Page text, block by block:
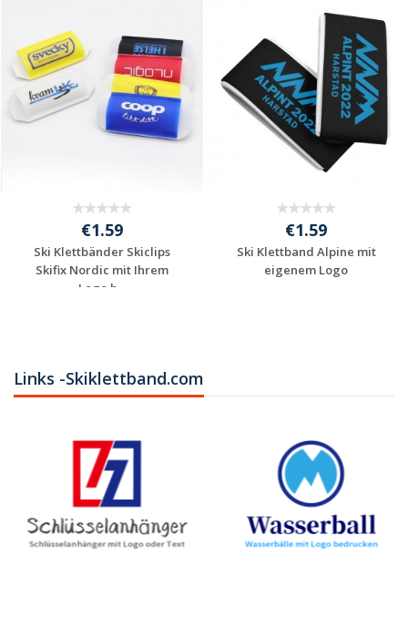
Werbeartikel
anfragen
Individuelle
Werbeartikel
anfragen
€1.59
Ski Klettbänder Skiclips
Skifix Nordic mit Ihrem
Logo b...
€1.59
Ski Klettband Alpine mit
eigenem Logo
Links -Skiklettband.com